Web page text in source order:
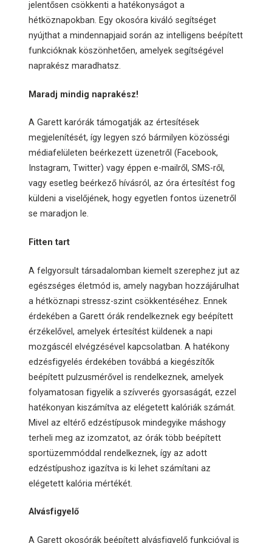
jelentősen csökkenti a hatékonyságot a
hétköznapokban. Egy okosóra kiváló segítséget
nyújthat a mindennapjaid során az intelligens beépített
funkcióknak köszönhetően, amelyek segítségével
naprakész maradhatsz.
Maradj mindig naprakész!
A Garett karórák támogatják az értesítések
megjelenítését, így legyen szó bármilyen közösségi
médiafelületen beérkezett üzenetről (Facebook,
Instagram, Twitter) vagy éppen e-mailről, SMS-ről,
vagy esetleg beérkező hívásról, az óra értesítést fog
küldeni a viselőjének, hogy egyetlen fontos üzenetről
se maradjon le.
Fitten tart
A felgyorsult társadalomban kiemelt szerephez jut az
egészséges életmód is, amely nagyban hozzájárulhat
a hétköznapi stressz-szint csökkentéséhez. Ennek
érdekében a Garett órák rendelkeznek egy beépített
érzékelővel, amelyek értesítést küldenek a napi
mozgáscél elvégzésével kapcsolatban. A hatékony
edzésfigyelés érdekében továbbá a kiegészítők
beépített pulzusmérővel is rendelkeznek, amelyek
folyamatosan figyelik a szívverés gyorsaságát, ezzel
hatékonyan kiszámítva az elégetett kalóriák számát.
Mivel az eltérő edzéstípusok mindegyike máshogy
terheli meg az izomzatot, az órák több beépített
sportüzemmóddal rendelkeznek, így az adott
edzéstípushoz igazítva is ki lehet számítani az
elégetett kalória mértékét.
Alvásfigyelő
A Garett okosórák beépített alvásfigyelő funkcióval is